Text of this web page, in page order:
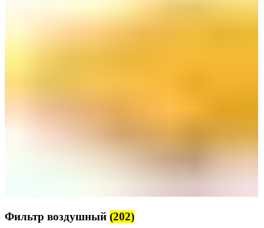
Фильтр воздушный (202)